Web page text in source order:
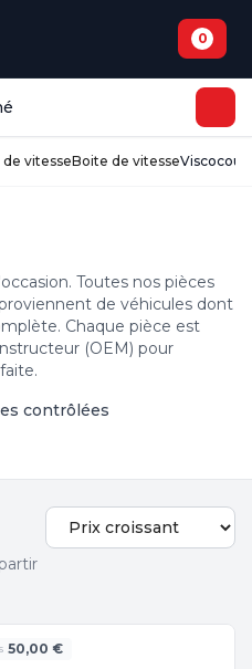
0
vitesseBoite de vitesse
Toutes nos pièces
de véhicules dont
Chaque pièce est
(OEM) pour
contrôlées
50,00 €